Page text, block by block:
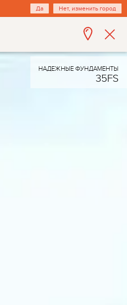
Да Нет, изменить город
НАДЕЖНЫЕ ФУНДАМЕНТЫ
35FS